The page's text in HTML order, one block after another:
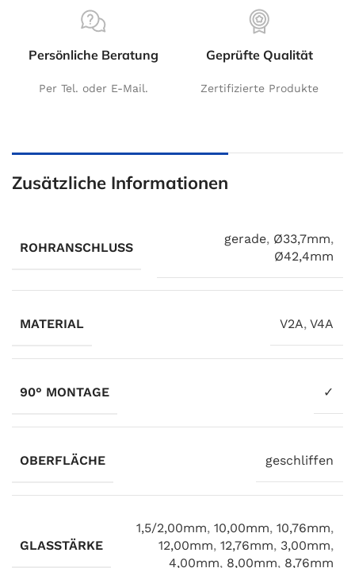
Persönliche Beratung
Per Tel. oder E-Mail.
Geprüfte Qualität
Zertifizierte Produkte
Zusätzliche Informationen
ROHRANSCHLUSS
gerade, Ø33,7mm,
Ø42,4mm
MATERIAL V2A, V4A
90° MONTAGE ✓
OBERFLÄCHE geschliffen
GLASSTÄRKE
1,5/2,00mm, 10,00mm, 10,76mm,
12,00mm, 12,76mm, 3,00mm,
4,00mm, 8,00mm, 8,76mm